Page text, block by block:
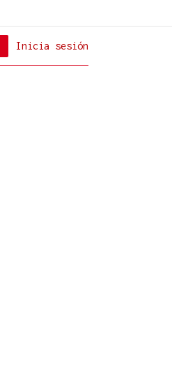
Inicia sesión